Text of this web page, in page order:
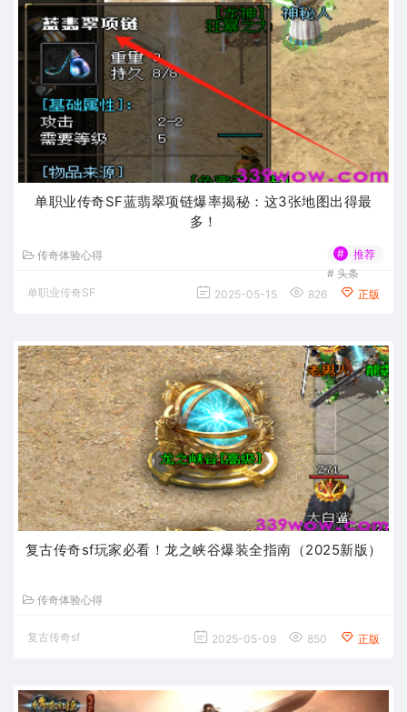
单职业传奇SF蓝翡翠项链爆率揭秘：这3张地图出得最
多！
传奇体验心得 #
推荐
# 头条
单职业传奇SF
2025-05-15 826 正版
复古传奇sf玩家必看！龙之峡谷爆装全指南（2025新版）
传奇体验心得
复古传奇sf 2025-05-09 850 正版